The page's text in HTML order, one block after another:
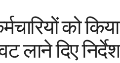
को किया
लाने दिए निर्देश